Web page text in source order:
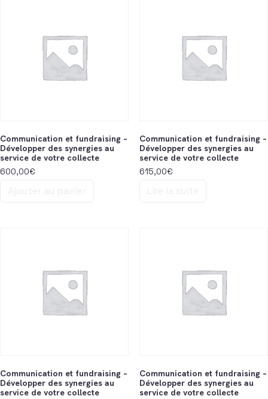
Communication et fundraising –
Développer des synergies au
service de votre collecte
600,00€
Communication et fundraising –
Développer des synergies au
service de votre collecte
615,00€
Communication et fundraising –
Développer des synergies au
service de votre collecte
Communication et fundraising –
Développer des synergies au
service de votre collecte